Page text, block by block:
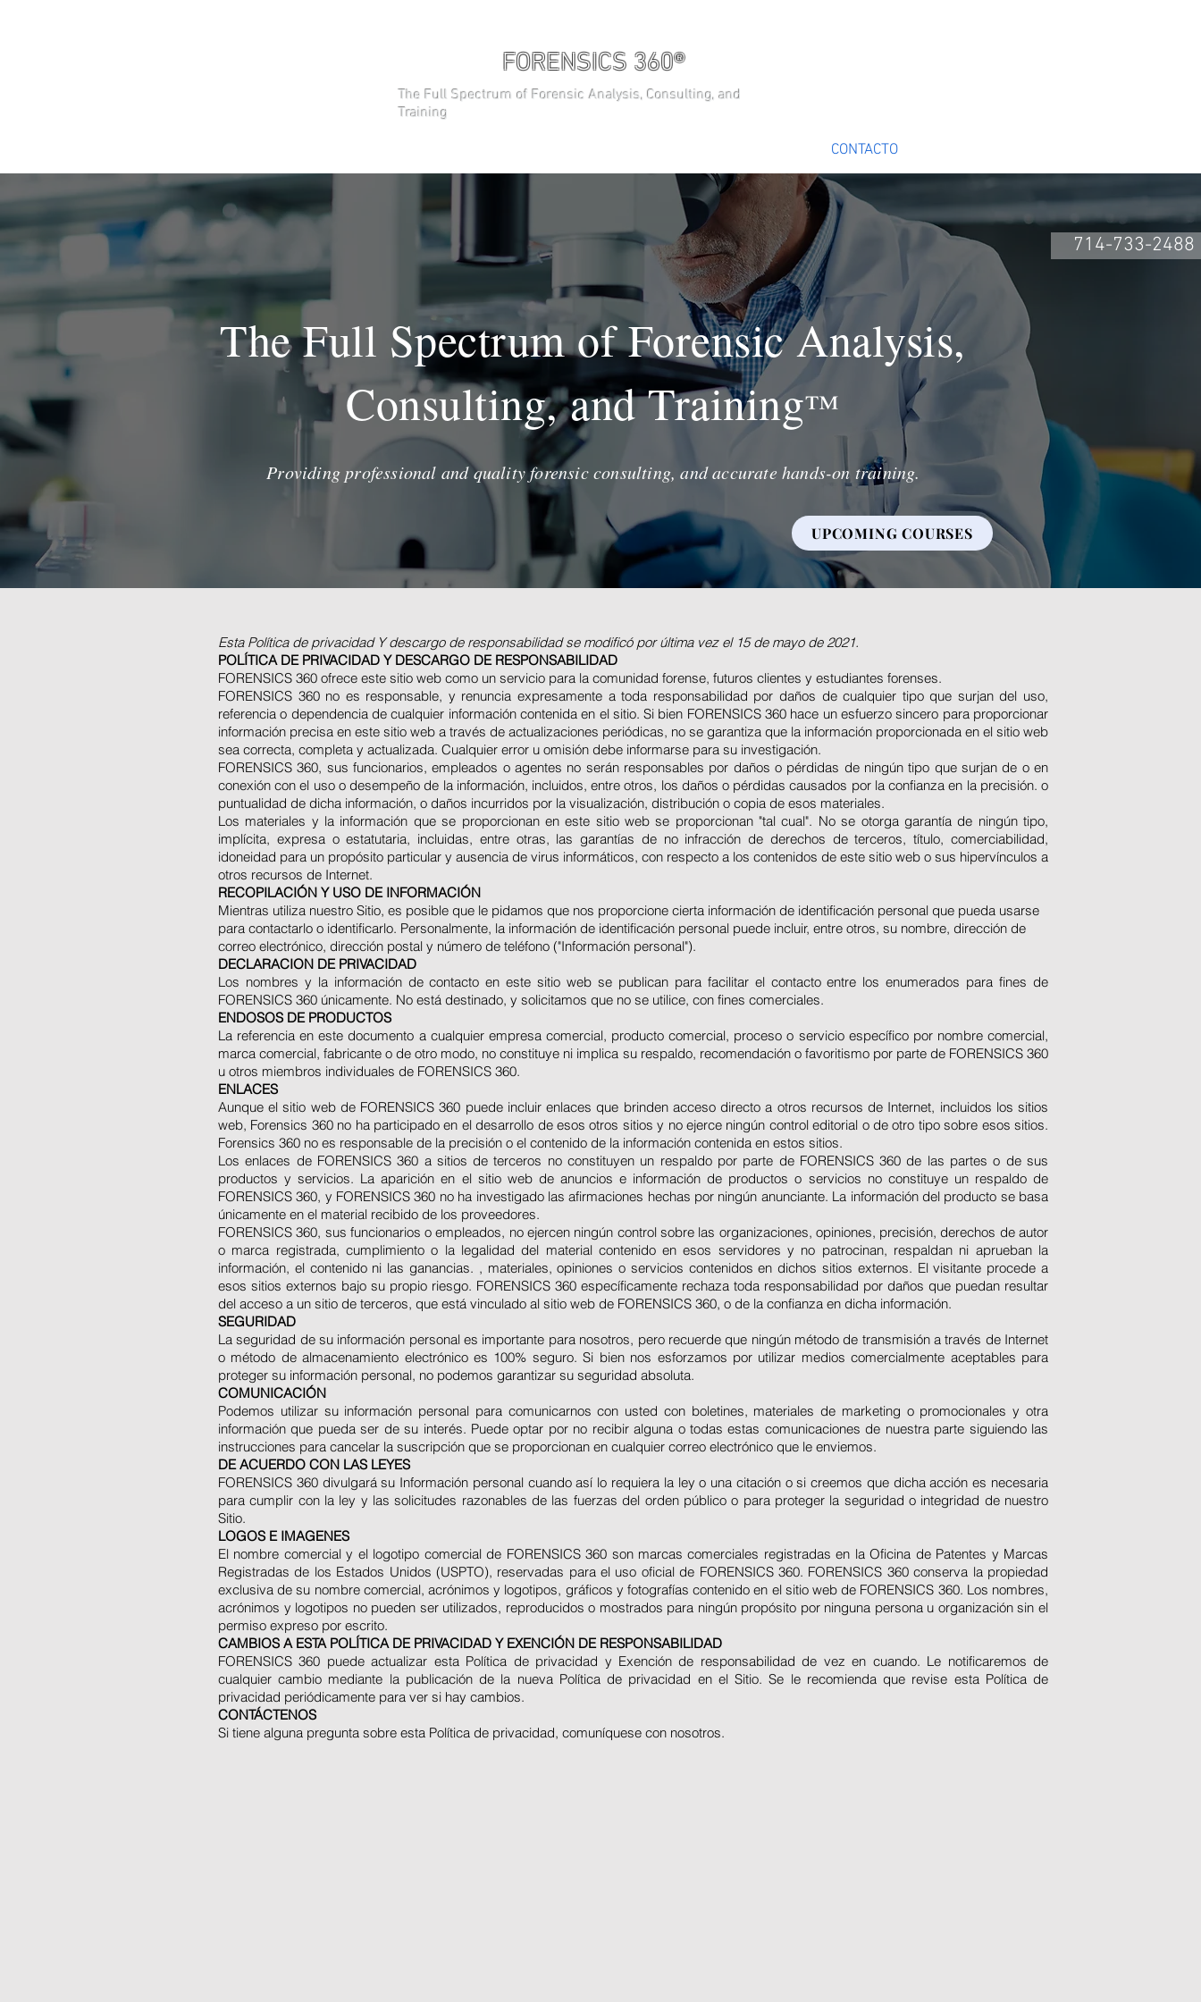
FORENSICS 360®
The Full Spectrum of Forensic Analysis, Consulting, and
Training
CONTACTO
714-733-2488
The Full Spectrum of Forensic Analysis,
Consulting, and Training™
Providing professional and quality forensic consulting, and accurate hands-on training.
UPCOMING COURSES
Esta Política de privacidad Y descargo de responsabilidad se modificó por última vez el 15 de mayo de 2021.
POLÍTICA DE PRIVACIDAD Y DESCARGO DE RESPONSABILIDAD
FORENSICS 360 ofrece este sitio web como un servicio para la comunidad forense, futuros clientes y estudiantes forenses.
FORENSICS 360 no es responsable, y renuncia expresamente a toda responsabilidad por daños de cualquier tipo que surjan del uso,
referencia o dependencia de cualquier información contenida en el sitio. Si bien FORENSICS 360 hace un esfuerzo sincero para proporcionar
información precisa en este sitio web a través de actualizaciones periódicas, no se garantiza que la información proporcionada en el sitio web
sea correcta, completa y actualizada. Cualquier error u omisión debe informarse para su investigación.
FORENSICS 360, sus funcionarios, empleados o agentes no serán responsables por daños o pérdidas de ningún tipo que surjan de o en
conexión con el uso o desempeño de la información, incluidos, entre otros, los daños o pérdidas causados por la confianza en la precisión. o
puntualidad de dicha información, o daños incurridos por la visualización, distribución o copia de esos materiales.
Los materiales y la información que se proporcionan en este sitio web se proporcionan "tal cual". No se otorga garantía de ningún tipo,
implícita, expresa o estatutaria, incluidas, entre otras, las garantías de no infracción de derechos de terceros, título, comerciabilidad,
idoneidad para un propósito particular y ausencia de virus informáticos, con respecto a los contenidos de este sitio web o sus hipervínculos a
otros recursos de Internet.
RECOPILACIÓN Y USO DE INFORMACIÓN
Mientras utiliza nuestro Sitio, es posible que le pidamos que nos proporcione cierta información de identificación personal que pueda usarse
para contactarlo o identificarlo. Personalmente, la información de identificación personal puede incluir, entre otros, su nombre, dirección de
correo electrónico, dirección postal y número de teléfono ("Información personal").
DECLARACION DE PRIVACIDAD
Los nombres y la información de contacto en este sitio web se publican para facilitar el contacto entre los enumerados para fines de
FORENSICS 360 únicamente. No está destinado, y solicitamos que no se utilice, con fines comerciales.
ENDOSOS DE PRODUCTOS
La referencia en este documento a cualquier empresa comercial, producto comercial, proceso o servicio específico por nombre comercial,
marca comercial, fabricante o de otro modo, no constituye ni implica su respaldo, recomendación o favoritismo por parte de FORENSICS 360
u otros miembros individuales de FORENSICS 360.
ENLACES
Aunque el sitio web de FORENSICS 360 puede incluir enlaces que brinden acceso directo a otros recursos de Internet, incluidos los sitios
web, Forensics 360 no ha participado en el desarrollo de esos otros sitios y no ejerce ningún control editorial o de otro tipo sobre esos sitios.
Forensics 360 no es responsable de la precisión o el contenido de la información contenida en estos sitios.
Los enlaces de FORENSICS 360 a sitios de terceros no constituyen un respaldo por parte de FORENSICS 360 de las partes o de sus
productos y servicios. La aparición en el sitio web de anuncios e información de productos o servicios no constituye un respaldo de
FORENSICS 360, y FORENSICS 360 no ha investigado las afirmaciones hechas por ningún anunciante. La información del producto se basa
únicamente en el material recibido de los proveedores.
FORENSICS 360, sus funcionarios o empleados, no ejercen ningún control sobre las organizaciones, opiniones, precisión, derechos de autor
o marca registrada, cumplimiento o la legalidad del material contenido en esos servidores y no patrocinan, respaldan ni aprueban la
información, el contenido ni las ganancias. , materiales, opiniones o servicios contenidos en dichos sitios externos. El visitante procede a
esos sitios externos bajo su propio riesgo. FORENSICS 360 específicamente rechaza toda responsabilidad por daños que puedan resultar
del acceso a un sitio de terceros, que está vinculado al sitio web de FORENSICS 360, o de la confianza en dicha información.
SEGURIDAD
La seguridad de su información personal es importante para nosotros, pero recuerde que ningún método de transmisión a través de Internet
o método de almacenamiento electrónico es 100% seguro. Si bien nos esforzamos por utilizar medios comercialmente aceptables para
proteger su información personal, no podemos garantizar su seguridad absoluta.
COMUNICACIÓN
Podemos utilizar su información personal para comunicarnos con usted con boletines, materiales de marketing o promocionales y otra
información que pueda ser de su interés. Puede optar por no recibir alguna o todas estas comunicaciones de nuestra parte siguiendo las
instrucciones para cancelar la suscripción que se proporcionan en cualquier correo electrónico que le enviemos.
DE ACUERDO CON LAS LEYES
FORENSICS 360 divulgará su Información personal cuando así lo requiera la ley o una citación o si creemos que dicha acción es necesaria
para cumplir con la ley y las solicitudes razonables de las fuerzas del orden público o para proteger la seguridad o integridad de nuestro
Sitio.
LOGOS E IMAGENES
El nombre comercial y el logotipo comercial de FORENSICS 360 son marcas comerciales registradas en la Oficina de Patentes y Marcas
Registradas de los Estados Unidos (USPTO), reservadas para el uso oficial de FORENSICS 360. FORENSICS 360 conserva la propiedad
exclusiva de su nombre comercial, acrónimos y logotipos, gráficos y fotografías contenido en el sitio web de FORENSICS 360. Los nombres,
acrónimos y logotipos no pueden ser utilizados, reproducidos o mostrados para ningún propósito por ninguna persona u organización sin el
permiso expreso por escrito.
CAMBIOS A ESTA POLÍTICA DE PRIVACIDAD Y EXENCIÓN DE RESPONSABILIDAD
FORENSICS 360 puede actualizar esta Política de privacidad y Exención de responsabilidad de vez en cuando. Le notificaremos de
cualquier cambio mediante la publicación de la nueva Política de privacidad en el Sitio. Se le recomienda que revise esta Política de
privacidad periódicamente para ver si hay cambios.
CONTÁCTENOS
Si tiene alguna pregunta sobre esta Política de privacidad, comuníquese con nosotros.